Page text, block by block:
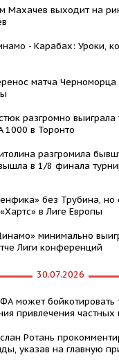
Махачев выходит на
- Карабах: Уроки,
матча Черноморца
разгромно выиграла
1000 в Торонто
разгромила
в 1/8 финала
без Трубина, но
в Лиге Европы
минимально
Лиги конференций
30.07.2026
может
привлечения частных
Ротань
указав на главную